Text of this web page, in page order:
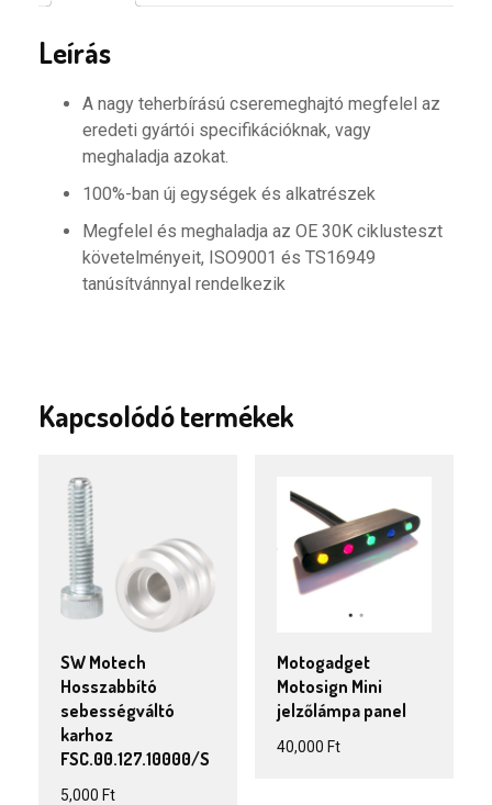
Leírás
A nagy teherbírású cseremeghajtó megfelel az
eredeti gyártói specifikációknak, vagy
meghaladja azokat.
100%-ban új egységek és alkatrészek
Megfelel és meghaladja az OE 30K ciklusteszt
követelményeit, ISO9001 és TS16949
tanúsítvánnyal rendelkezik
Kapcsolódó termékek
SW Motech
Hosszabbító
sebességváltó
karhoz
FSC.00.127.10000/S
5,000 Ft
Motogadget
Motosign Mini
jelzőlámpa panel
40,000 Ft